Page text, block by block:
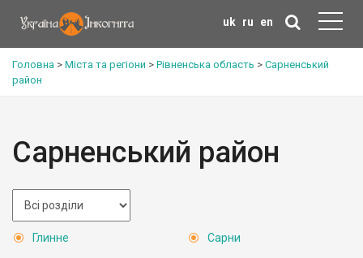
uk ru en
Головна > Міста та регіони > Рівненська область > Сарненський
район
Сарненський район
Глинне Сарни